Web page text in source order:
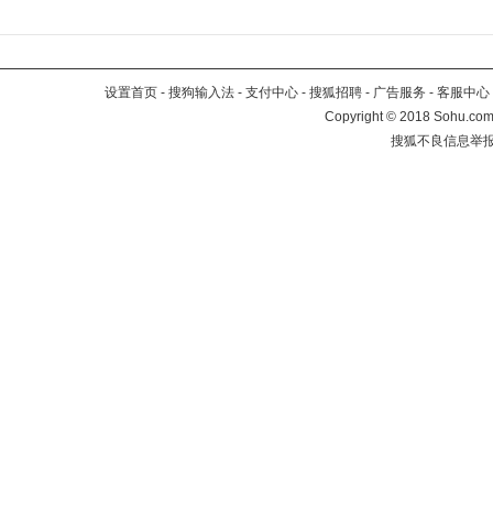
设置首页 - 搜狗输入法 - 支付中心 - 搜狐招聘 - 广告服务 - 客服中心
Copyright©2018
搜狐不良信息举